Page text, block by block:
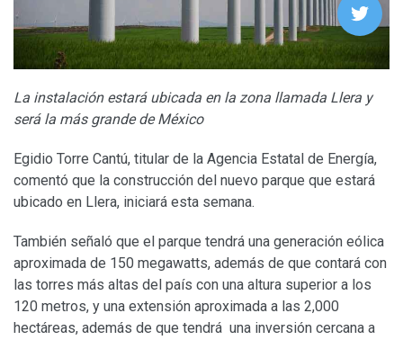
La instalación estará ubicada en la zona llamada Llera y
será la más grande de México
Egidio Torre Cantú, titular de la Agencia Estatal de Energía,
comentó que la construcción del nuevo parque que estará
ubicado en Llera, iniciará esta semana.
También señaló que el parque tendrá una generación eólica
aproximada de 150 megawatts, además de que contará con
las torres más altas del país con una altura superior a los
120 metros, y una extensión aproximada a las 2,000
hectáreas, además de que tendrá una inversión cercana a